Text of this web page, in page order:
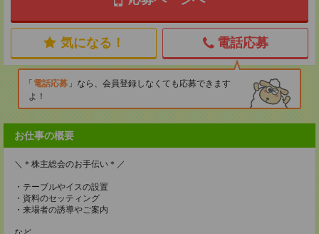
気になる！ 電話応募
電話応募
なら、会員登録しなくても応募できます
よ！
お仕事の概要
＼＊株主総会のお手伝い＊／
・テーブルやイスの設置
・資料のセッティング
・来場者の誘導やご案内